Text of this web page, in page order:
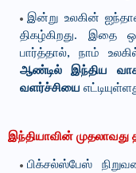
இன்று உலகின்
திகழ்கிறது. இதை
பார்த்தால், நாம்
ஆண்டில் இந்திய
வளர்ச்சியை
இந்தியாவின்
பிக்சல்ஸ்பேஸ்